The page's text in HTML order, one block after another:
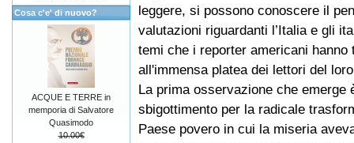
leggere, si possono conoscere il
valutazioni riguardanti l’Italia e gli
temi che i reporter americani hanno
all'immensa platea dei lettori del
La prima osservazione che emerge
sbigottimento per la radicale
Paese povero in cui la miseria
Cosa c'e' di nuovo?
ACQUE E TERRE in
memporia di Salvatore
Quasimodo
10.00€